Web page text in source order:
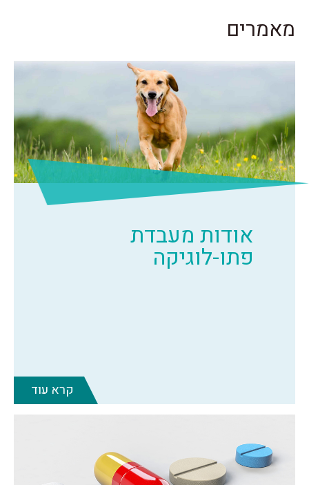
מאמרים
אודות מעבדת
פתו-לוגיקה
קרא עוד